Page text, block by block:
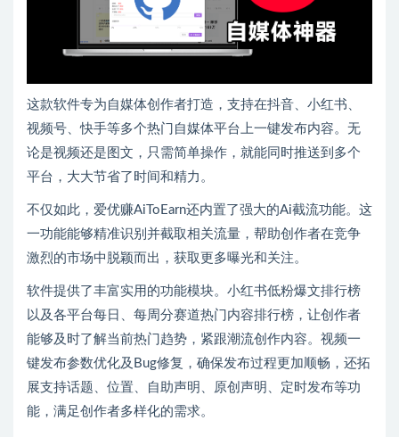
这款软件专为自媒体创作者打造，支持在抖音、小红书、
视频号、快手等多个热门自媒体平台上一键发布内容。无
论是视频还是图文，只需简单操作，就能同时推送到多个
平台，大大节省了时间和精力。
不仅如此，爱优赚AiToEarn还内置了强大的Ai截流功能。这
一功能能够精准识别并截取相关流量，帮助创作者在竞争
激烈的市场中脱颖而出，获取更多曝光和关注。
软件提供了丰富实用的功能模块。小红书低粉爆文排行榜
以及各平台每日、每周分赛道热门内容排行榜，让创作者
能够及时了解当前热门趋势，紧跟潮流创作内容。视频一
键发布参数优化及Bug修复，确保发布过程更加顺畅，还拓
展支持话题、位置、自助声明、原创声明、定时发布等功
能，满足创作者多样化的需求。